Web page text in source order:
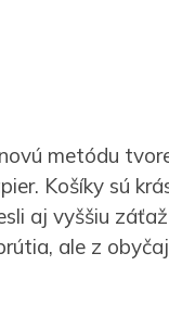
metódu
Košíky sú
aj vyššiu
ale z